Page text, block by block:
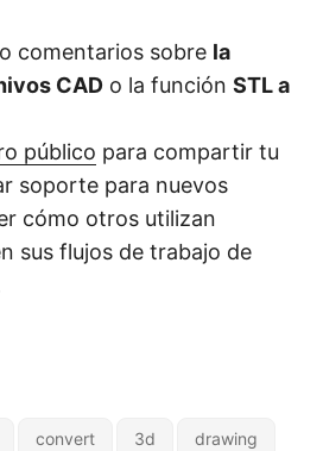
comentarios sobre la
CAD o la función STL a
público para compartir tu
soporte para nuevos
cómo otros utilizan
sus flujos de trabajo de
convert 3d drawing